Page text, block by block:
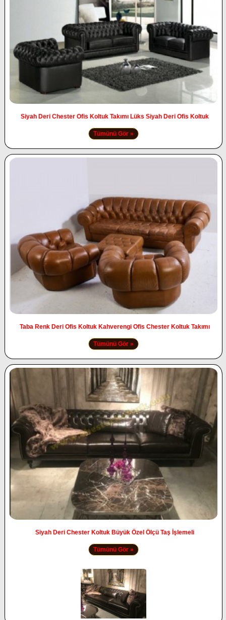
Siyah Deri Chester Ofis Koltuk Takımı Lüks Siyah Deri Ofis Koltuk
Tümünü Gör »
Taba Renk Deri Ofis Koltuk Kahverengi Ofis Chester Koltuk Takımı
Tümünü Gör »
Siyah Deri Chester Koltuk Büyük Özel Ölçü Taş İşlemeli
Tümünü Gör »